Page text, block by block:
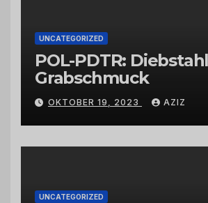
UNCATEGORIZED
POL-PDTR:
Grabschmuck
OKTOBER 19, 2023 AZIZ
UNCATEGORIZED